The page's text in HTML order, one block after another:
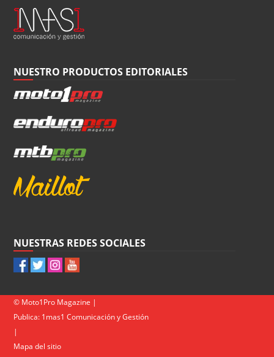
NUESTRO PRODUCTOS EDITORIALES
NUESTRAS REDES SOCIALES
© Moto1Pro Magazine |
Publica: 1mas1 Comunicación y Gestión
|
Mapa del sitio